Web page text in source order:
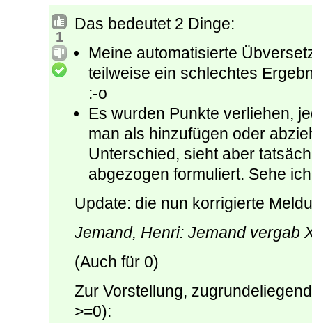
1
Das bedeutet 2 Dinge:
Meine automatisierte
teilweise ein schlechtes
:-o
Es wurden Punkte verliehen,
man als hinzufügen oder
Unterschied, sieht aber
abgezogen formuliert. Sehe
Update: die nun korrigierte
Jemand, Henri: Jemand vergab
(Auch für 0)
Zur Vorstellung,
>=0):